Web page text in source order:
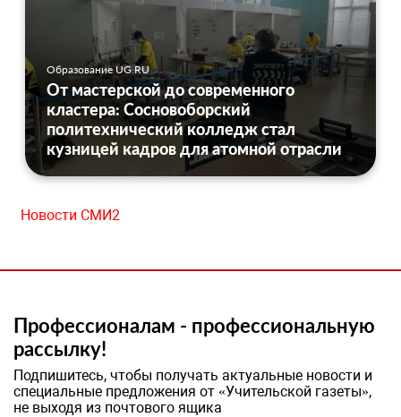
Образование UG.RU
От мастерской до современного
кластера: Сосновоборский
политехнический колледж стал
кузницей кадров для атомной отрасли
Новости СМИ2
Профессионалам - профессиональную
рассылку!
Подпишитесь, чтобы получать актуальные новости и
специальные предложения от «Учительской газеты»,
не выходя из почтового ящика